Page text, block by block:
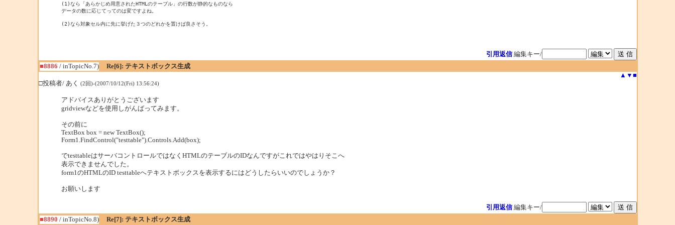
(1)なら「あらかじめ用意されたHTMLのテーブル」の行数が静的なものなら
データの数に応じてってのは変ですよね。
(2)なら対象セル内に先に挙げた３つのどれかを置けば良さそう。
引用返信 編集キー/
■8886 / inTopicNo.7)
Re[6]: テキストボックス生成
▲ ▼ ■
□投稿者/ あく
(2回)-(2007/10/12(Fri) 13:56:24)
アドバイスありがとうございます
gridviewなどを使用しがんばってみます。
その前に
TextBox box = new TextBox();
Form1.FindControl("testtable").Controls.Add(box);
でtesttableはサーバコントロールではなくHTMLのテーブルのIDなんですがこれではやはりそこへ
表示できませんでした。
form1のHTMLのID testtableへテキストボックスを表示するにはどうしたらいいのでしょうか？
お願いします
引用返信 編集キー/
■8890 / inTopicNo.8)
Re[7]: テキストボックス生成